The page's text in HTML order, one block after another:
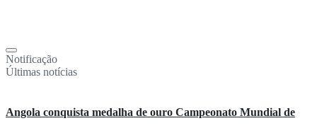
Notificação
Últimas notícias
Angola conquista medalha de ouro Campeonato Mundial de